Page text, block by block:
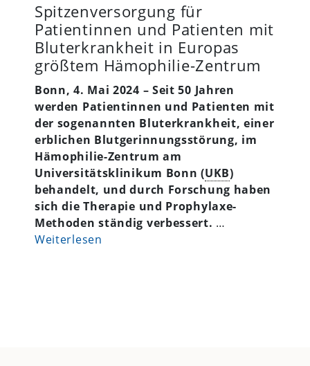
Spitzenversorgung für
Patientinnen und Patienten mit
Bluterkrankheit in Europas
größtem Hämophilie-Zentrum
Bonn, 4. Mai 2024 – Seit 50 Jahren
werden Patientinnen und Patienten mit
der sogenannten Bluterkrankheit, einer
erblichen Blutgerinnungsstörung, im
Hämophilie-Zentrum am
Universitätsklinikum Bonn (UKB)
behandelt, und durch Forschung haben
sich die Therapie und Prophylaxe-
Methoden ständig verbessert. …
Weiterlesen